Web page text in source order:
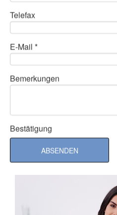
Telefax
E-Mail *
Bemerkungen
Bestätigung